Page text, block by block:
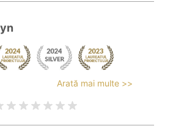
Arată mai multe >>